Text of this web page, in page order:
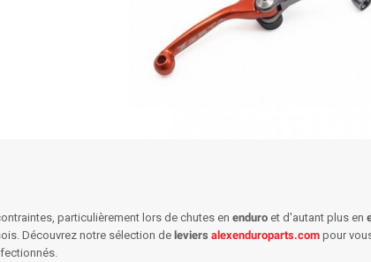
particulièrement lors de chutes en enduroet d'autant plus en
Découvrez notre sélection de leviers alexenduroparts.compour